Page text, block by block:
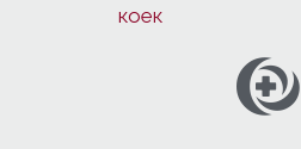
коек